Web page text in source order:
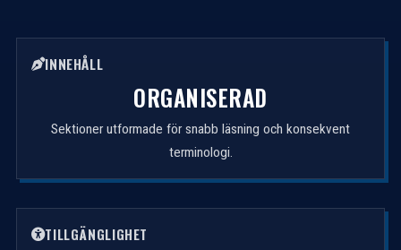
INNEHÅLL
ORGANISERAD
Sektioner utformade för snabb läsning och konsekvent
terminologi.
TILLGÄNGLIGHET